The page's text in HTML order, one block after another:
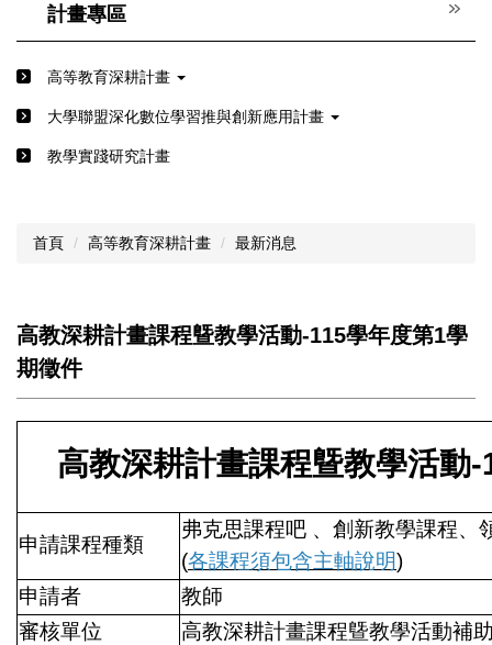
計畫專區
高等教育深耕計畫
⼤學聯盟深化數位學習推與創新應⽤計畫
教學實踐研究計畫
首頁 高等教育深耕計畫 最新消息
高教深耕計畫課程曁教學活動-115學年度第1學
期徵件
高教深耕計畫課程曁教學活動
申請課程種類
弗克思課程吧 、創新教學課程、
(各課程須包含主軸說明)
申請者
教師
審核單位
高教深耕計畫課程曁教學活動補